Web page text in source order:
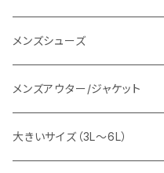
URBAN SQUARE
EDWIN
snow peak
スラックス
ワイシャツ
シューズ
シャツ/ポロシャツ
パーカー/スウェット
ニット
デニムパンツ
イージーパンツ
スラックス
メンズシューズ
メンズアウター/ジャケット
ジャケット
大きいサイズ（3L～6L）